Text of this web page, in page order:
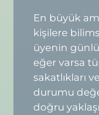
En büyük
kişilere
üyenin
eğer varsa
sakatlıkları
durumu
doğru